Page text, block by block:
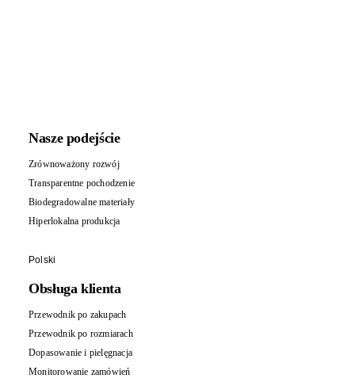
Nasze podejście
Zrównoważony rozwój
Transparentne pochodzenie
Biodegradowalne materiały
Hiperlokalna produkcja
Polski
Obsługa klienta
Przewodnik po zakupach
Przewodnik po rozmiarach
Dopasowanie i pielęgnacja
Monitorowanie zamówień